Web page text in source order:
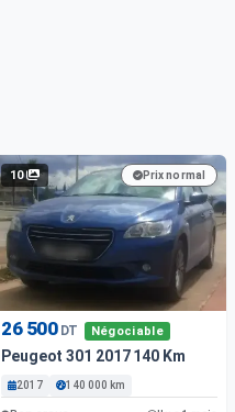
10 Prix normal
26 500 DT Négociable
Peugeot 301 2017 140 Km
2017 140 000 km